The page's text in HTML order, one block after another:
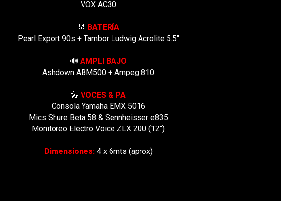
VOX AC30
🥁 BATERÍA
Pearl Export 90s + Tambor Ludwig Acrolite 5.5"
🔊 AMPLI BAJO
Ashdown ABM500 + Ampeg 810
🎤 VOCES & PA
Consola Yamaha EMX 5016
Mics Shure Beta 58 & Sennheisser e835
Monitoreo Electro Voice ZLX 200 (12")
Dimensiones:4 x 6mts (aprox)